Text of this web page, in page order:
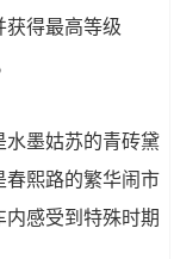
获得最高等级
水墨姑苏的青砖黛
春熙路的繁华闹市
感受到特殊时期